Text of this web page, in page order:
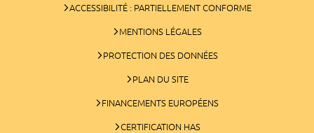
ACCESSIBILITÉ : PARTIELLEMENT CONFORME
MENTIONS LÉGALES
PROTECTION DES DONNÉES
PLAN DU SITE
FINANCEMENTS EUROPÉENS
CERTIFICATION HAS